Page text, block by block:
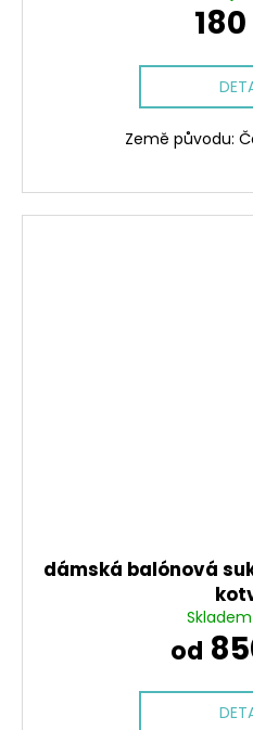
Země původu:
dámská balónová
Skladem
od